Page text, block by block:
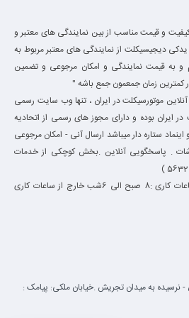
و قیمت مناسب از بین نمایندگی های معتبر و
دیجیسیکلت از نمایندگی های معتبر مربوط به
به قیمت نمایندگی و امکان مرجوعی و تضمین
کمترین زمان جمعمون جمع باشه "
موتورسیکلت در ایران ، تنها وب سایت رسمی
ایران بوده و دارای مجوز های رسمی از اتحادیه
ستاره دار میباشد ارسال آنی - امکان مرجوعی
. پاسخگویی آنلاین .بخش کوچکی از خدمات
02191030545 : امور مشتریان ساعات کاری :8 صبح الی 6شب خارج از ساعات کاری
- نرسیده به میدان تجریش .خیابان ملکی: پیامک :